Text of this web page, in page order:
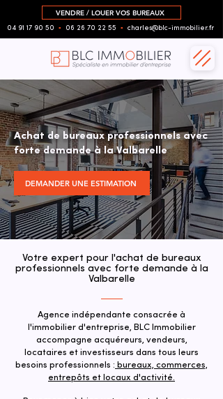
VENDRE / LOUER VOS BUREAUX
04 91 17 90 50 ▪︎ 06 26 70 22 55 ▪︎ charles@blc-immobilier.fr
Achat de bureaux professionnels avec
forte demande à la Valbarelle
DEMANDER UNE ESTIMATION
Votre expert pour l'achat de bureaux
professionnels avec forte demande à la
Valbarelle
Agence indépendante consacrée à
l'immobilier d'entreprise, BLC Immobilier
accompagne acquéreurs, vendeurs,
locataires et investisseurs dans tous leurs
besoins professionnels : bureaux, commerces,
entrepôts et locaux d'activité.